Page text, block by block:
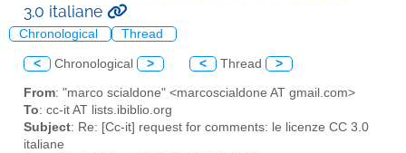
3.0 italiane
Chronological Thread
< Chronological > < Thread >
From: "marco scialdone" <marcoscialdone AT gmail.com>
To: cc-it AT lists.ibiblio.org
Subject: Re: [Cc-it] request for comments: le licenze CC 3.0
italiane